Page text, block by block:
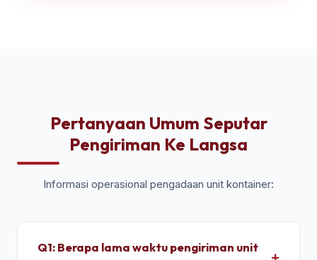
Pertanyaan Umum Seputar
Pengiriman Ke Langsa
Informasi operasional pengadaan unit kontainer:
Q1: Berapa lama waktu pengiriman unit